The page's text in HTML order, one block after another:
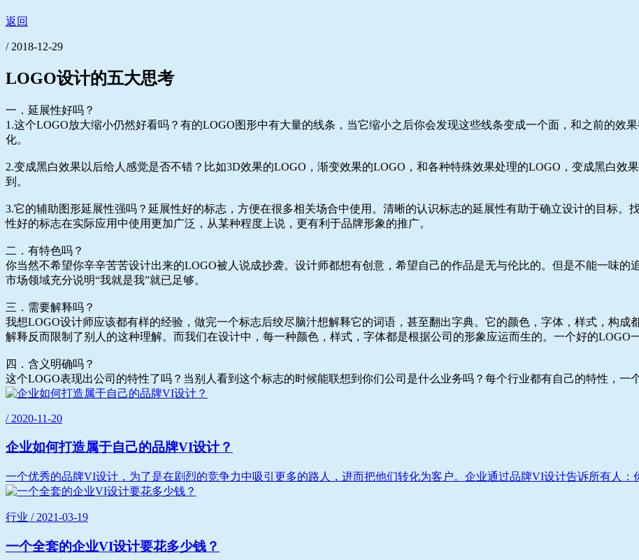
返回
/ 2018-12-29
LOGO设计的五大思考
一．延展性好吗？
1.这个LOGO放大缩小仍然好看吗？有的LOGO图形中有大量的线条，当它缩小之后你会发现这些线条变成一个面，和之前的效
化。
2.变成黑白效果以后给人感觉是否不错？比如3D效果的LOGO，渐变效果的LOGO，和各种特殊效果处理的LOGO，变成黑白效
到。
3.它的辅助图形延展性强吗？延展性好的标志，方便在很多相关场合中使用。清晰的认识标志的延展性有助于确立设计的目标。
性好的标志在实际应用中使用更加广泛，从某种程度上说，更有利于品牌形象的推广。
二．有特色吗？
你当然不希望你辛辛苦苦设计出来的LOGO被人说成抄袭。设计师都想有创意，希望自己的作品是无与伦比的。但是不能一味
市场领域充分说明“我就是我”就已足够。
三．需要解释吗？
我想LOGO设计师应该都有样的经验，做完一个标志后绞尽脑汁想解释它的词语，甚至翻出字典。它的颜色，字体，样式，构
解释反而限制了别人的这种理解。而我们在设计中，每一种颜色，样式，字体都是根据公司的形象应运而生的。一个好的LOGO
四．含义明确吗？
这个LOGO表现出公司的特性了吗？当别人看到这个标志的时候能联想到你们公司是什么业务吗？每个行业都有自己的特性，一
/ 2020-11-20
企业如何打造属于自己的品牌VI设计？
一个优秀的品牌VI设计，为了是在剧烈的竞争力中吸引更多的路人，进而把他们转化为客户。企业通过品牌VI设计告诉所有人：
行业 / 2021-03-19
一个全套的企业VI设计要花多少钱？